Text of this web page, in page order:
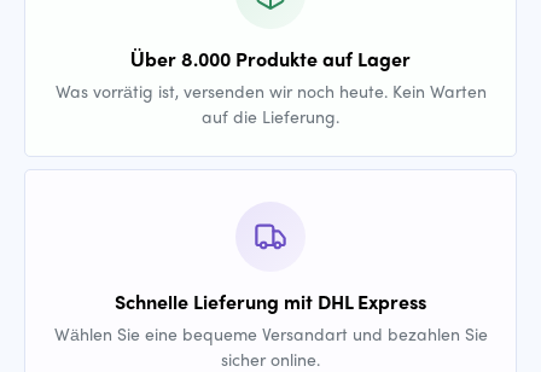
Über 8.000 Produkte auf Lager
Was vorrätig ist, versenden wir noch heute. Kein Warten
auf die Lieferung.
Schnelle Lieferung mit DHL Express
Wählen Sie eine bequeme Versandart und bezahlen Sie
sicher online.